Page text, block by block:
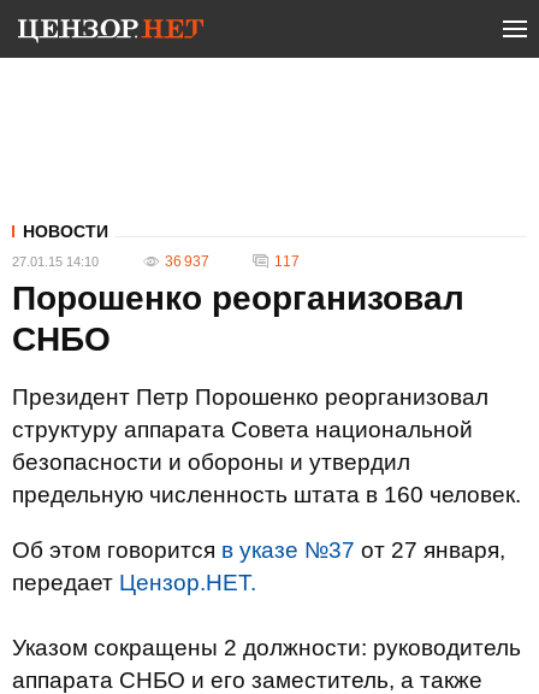
НОВОСТИ
27.01.15 14:10 36 937 117
Порошенко реорганизовал
СНБО
Президент Петр Порошенко реорганизовал
структуру аппарата Совета национальной
безопасности и обороны и утвердил
предельную численность штата в 160 человек.
Об этом говорится в указе №37 от 27 января,
передает Цензор.НЕТ.
Указом сокращены 2 должности: руководитель
аппарата СНБО и его заместитель, а также